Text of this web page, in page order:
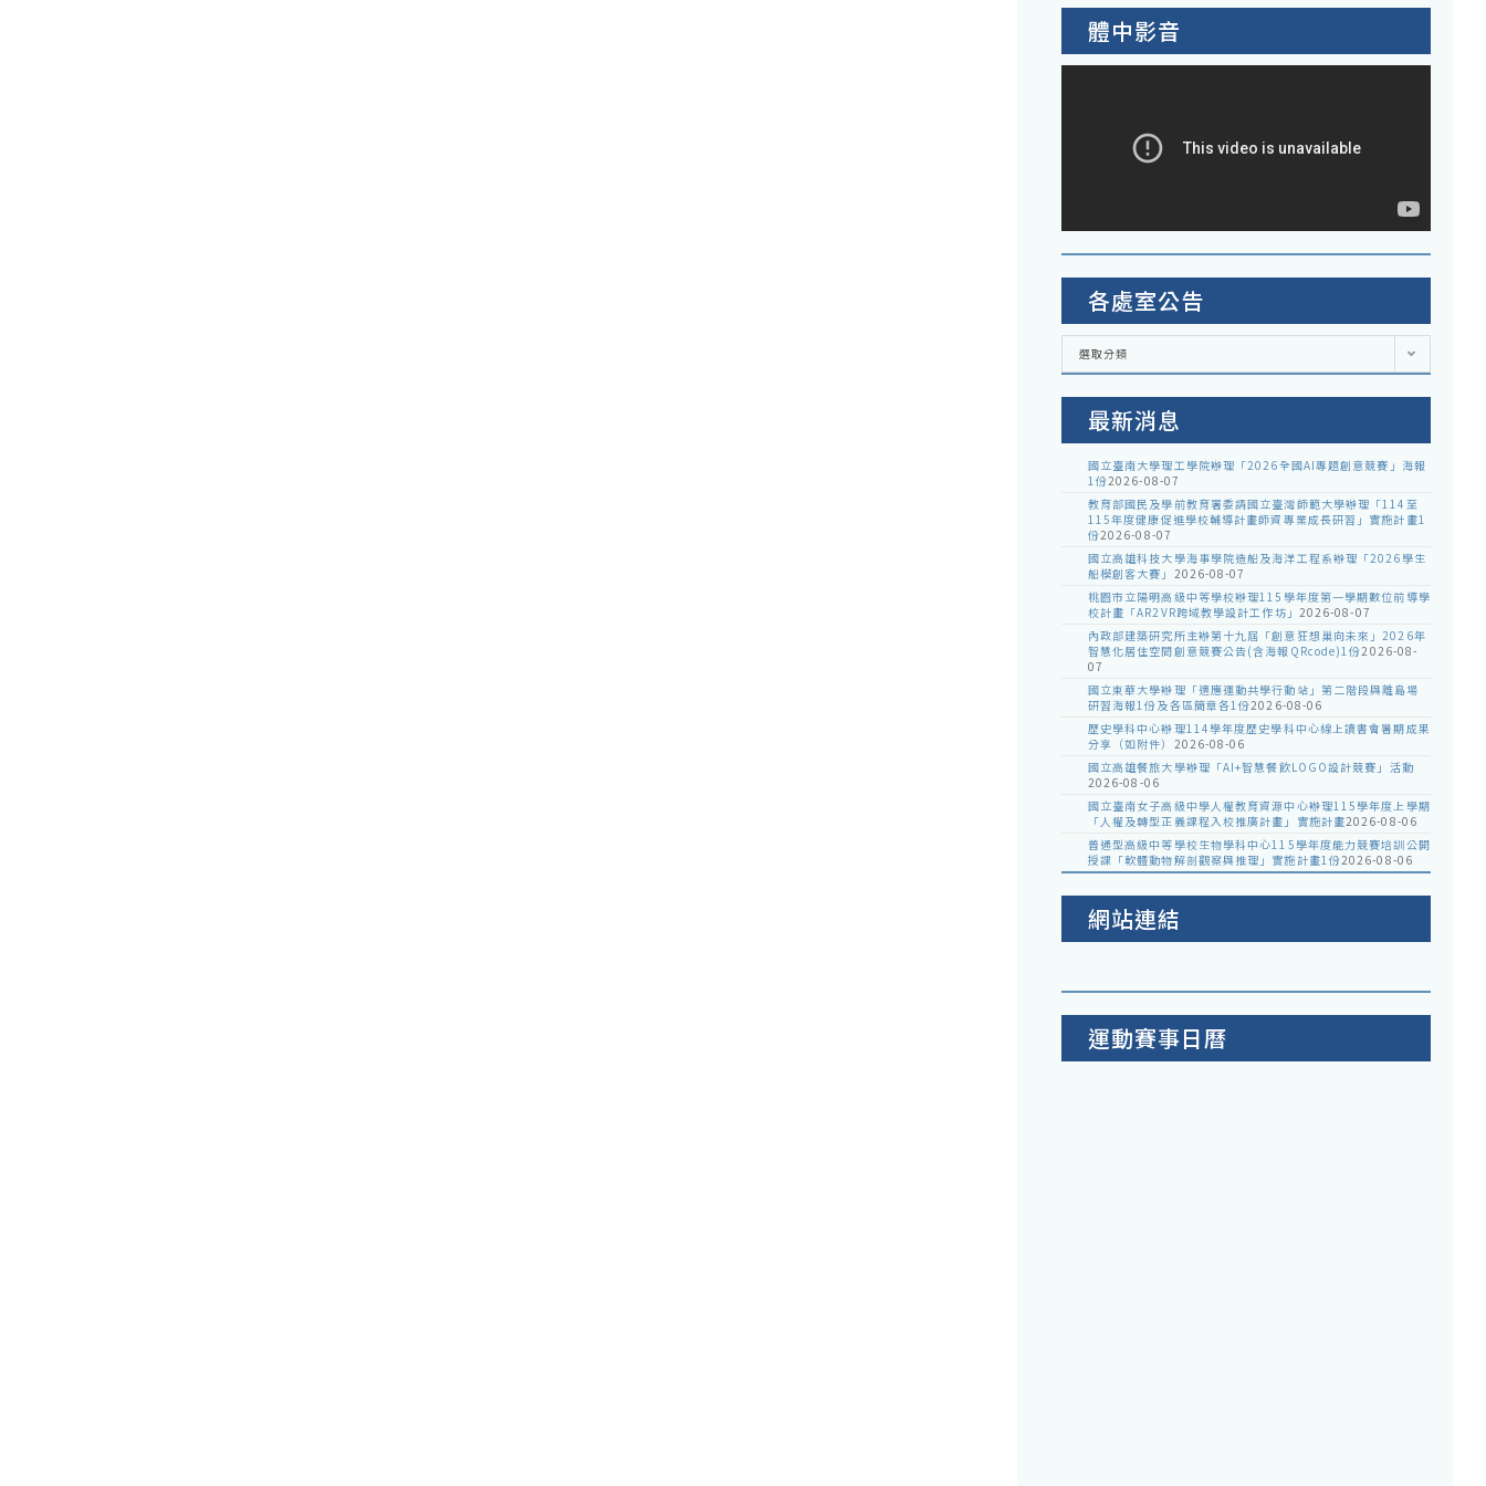
體中影音
各處室公告
各
室
選取分類
最新消息
國立臺南大學理工學院辦理「2026全國AI專題創意競賽」海報
1份2026-08-07
教育部國民及學前教育署委請國立臺灣師範大學辦理「114至
115年度健康促進學校輔導計畫師資專業成長研習」實施計畫1
份2026-08-07
國立高雄科技大學海事學院造船及海洋工程系辦理「2026學生
船模創客大賽」 2026-08-07
桃園市立陽明高級中等學校辦理115學年度第一學期數位前導學
校計畫「AR2VR跨域教學設計工作坊」 2026-08-07
內政部建築研究所主辦第十九屆「創意狂想巢向未來」2026年
智慧化居住空間創意競賽公告(含海報QRcode)1份2026-08-
07
國立東華大學辦理「適應運動共學行動站」第二階段與離島場
研習海報1份及各區簡章各1份2026-08-06
歷史學科中心辦理114學年度歷史學科中心線上讀書會暑期成果
分享（如附件） 2026-08-06
國立高雄餐旅大學辦理「AI+智慧餐飲LOGO設計競賽」活動
2026-08-06
國立臺南女子高級中學人權教育資源中心辦理115學年度上學期
「人權及轉型正義課程入校推廣計畫」實施計畫2026-08-06
普通型高級中等學校生物學科中心115學年度能力競賽培訓公開
授課「軟體動物解剖觀察與推理」實施計畫1份2026-08-06
網站連結
運動賽事日曆